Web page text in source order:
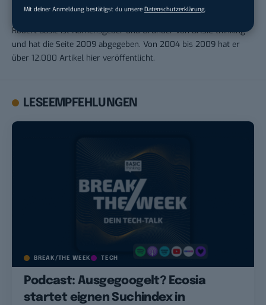
Mit deiner Anmeldung bestätigst du unsere Datenschutzerklärung
Robert Basic
Robert Basic ist Namensgeber und Gründer von BASIC thinking
und hat die Seite 2009 abgegeben. Von 2004 bis 2009 hat er
über 12.000 Artikel hier veröffentlicht.
LESEEMPFEHLUNGEN
BREAK/THE WEEK TECH
Podcast: Ausgegoogelt? Ecosia
startet eignen Suchindex in